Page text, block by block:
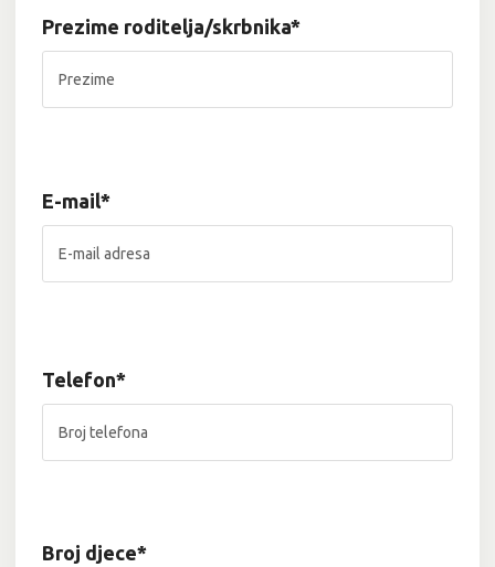
Prezime roditelja/skrbnika*
E-mail*
Telefon*
Broj djece*